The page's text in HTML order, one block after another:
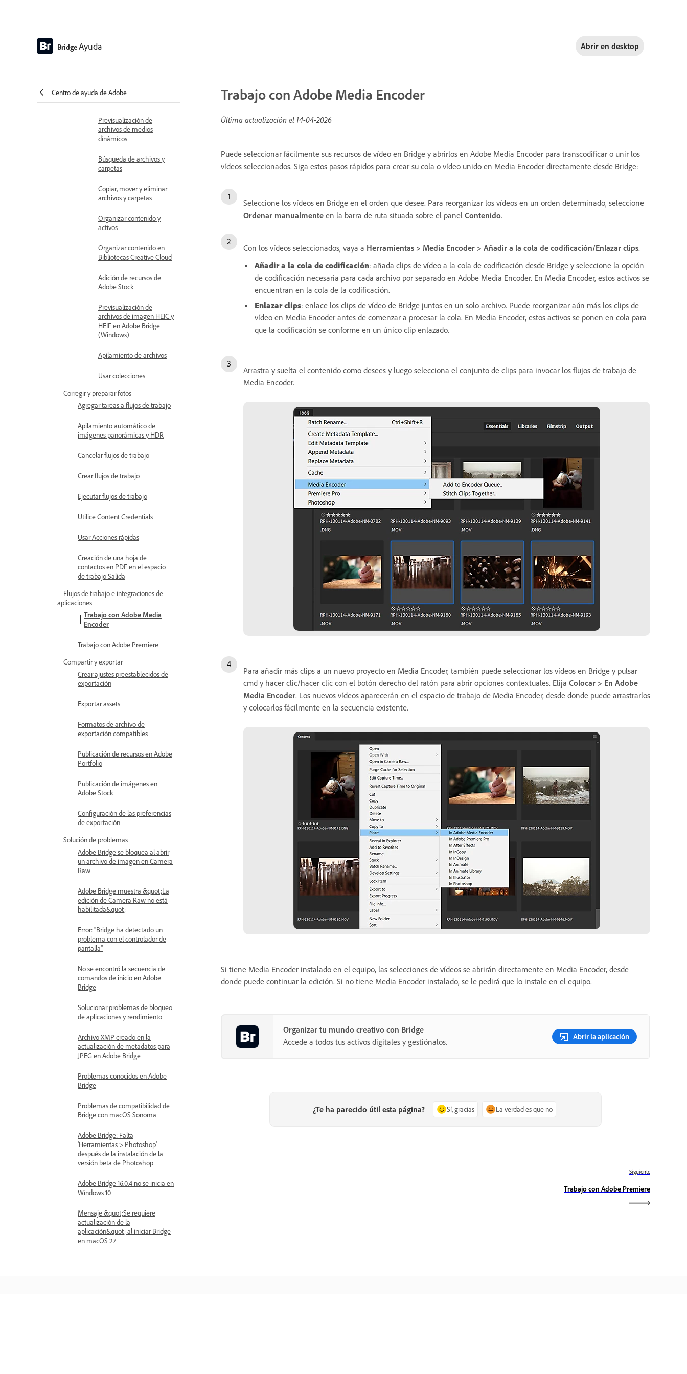
BridgeAyuda Abrir en desktop
Centro de ayuda de Adobe
Importación de fotografías
Previsualización de
archivos de medios
dinámicos
Búsqueda de archivos y
carpetas
Copiar, mover y eliminar
archivos y carpetas
Organizar contenido y
activos
Organizar contenido en
Bibliotecas Creative Cloud
Adición de recursos de
Adobe Stock
Previsualización de
archivos de imagen HEIC y
HEIF en Adobe Bridge
(Windows)
Apilamiento de archivos
Usar colecciones
Corregir y preparar fotos
Agregar tareas a flujos de trabajo
Apilamiento automático de
imágenes panorámicas y HDR
Cancelar flujos de trabajo
Crear flujos de trabajo
Ejecutar flujos de trabajo
Utilice Content Credentials
Usar Acciones rápidas
Creación de una hoja de
contactos en PDF en el espacio
de trabajo Salida
Flujos de trabajo e integraciones de
aplicaciones
Trabajo con Adobe Media
Encoder
Trabajo con Adobe Premiere
Compartir y exportar
Crear ajustes preestablecidos de
exportación
Exportar assets
Formatos de archivo de
exportación compatibles
Publicación de recursos en Adobe
Portfolio
Publicación de imágenes en
Adobe Stock
Configuración de las preferencias
de exportación
Solución de problemas
Adobe Bridge se bloquea al abrir
un archivo de imagen en Camera
Raw
Adobe Bridge muestra &quot;La
edición de Camera Raw no está
habilitada&quot;
Error: “Bridge ha detectado un
problema con el controlador de
pantalla”
No se encontró la secuencia de
comandos de inicio en Adobe
Bridge
Solucionar problemas de bloqueo
de aplicaciones y rendimiento
Archivo XMP creado en la
actualización de metadatos para
JPEG en Adobe Bridge
Problemas conocidos en Adobe
Bridge
Problemas de compatibilidad de
Bridge con macOS Sonoma
Adobe Bridge: Falta
'Herramientas > Photoshop'
después de la instalación de la
versión beta de Photoshop
Adobe Bridge 16.0.4 no se inicia en
Windows 10
Mensaje &quot;Se requiere
actualización de la
aplicación&quot; al iniciar Bridge
en macOS 27
Trabajo con Adobe Media Encoder
Última actualización el 14-04-2026
Puede seleccionar fácilmente sus recursos de vídeo en Bridge y abrirlos en Adobe Media Encoder para transcodificar o unir los
vídeos seleccionados. Siga estos pasos rápidos para crear su cola o vídeo unido en Media Encoder directamente desde Bridge:
Seleccione los vídeos en Bridge en el orden que desee. Para reorganizar los vídeos en un orden determinado, seleccione
Ordenar manualmente en la barra de ruta situada sobre el panel Contenido.
Con los vídeos seleccionados, vaya a Herramientas > Media Encoder > Añadir a la cola de codificación/Enlazar clips.
Añadir a la cola de codificación: añada clips de vídeo a la cola de codificación desde Bridge y seleccione la opción
de codificación necesaria para cada archivo por separado en Adobe Media Encoder. En Media Encoder, estos activos se
encuentran en la cola de la codificación.
Enlazar clips: enlace los clips de vídeo de Bridge juntos en un solo archivo. Puede reorganizar aún más los clips de
vídeo en Media Encoder antes de comenzar a procesar la cola. En Media Encoder, estos activos se ponen en cola para
que la codificación se conforme en un único clip enlazado.
Arrastra y suelta el contenido como desees y luego selecciona el conjunto de clips para invocar los flujos de trabajo de
Media Encoder.
Para añadir más clips a un nuevo proyecto en Media Encoder, también puede seleccionar los vídeos en Bridge y pulsar
cmd y hacer clic/hacer clic con el botón derecho del ratón para abrir opciones contextuales. Elija Colocar > En Adobe
Media Encoder. Los nuevos vídeos aparecerán en el espacio de trabajo de Media Encoder, desde donde puede arrastrarlos
y colocarlos fácilmente en la secuencia existente.
Si tiene Media Encoder instalado en el equipo, las selecciones de vídeos se abrirán directamente en Media Encoder, desde
donde puede continuar la edición. Si no tiene Media Encoder instalado, se le pedirá que lo instale en el equipo.
Organizar tu mundo creativo con Bridge
Accede a todos tus activos digitales y gestiónalos.
Abrir la aplicación
¿Te ha parecido útil esta página? Sí, gracias La verdad es que no
Siguiente
Trabajo con Adobe Premiere